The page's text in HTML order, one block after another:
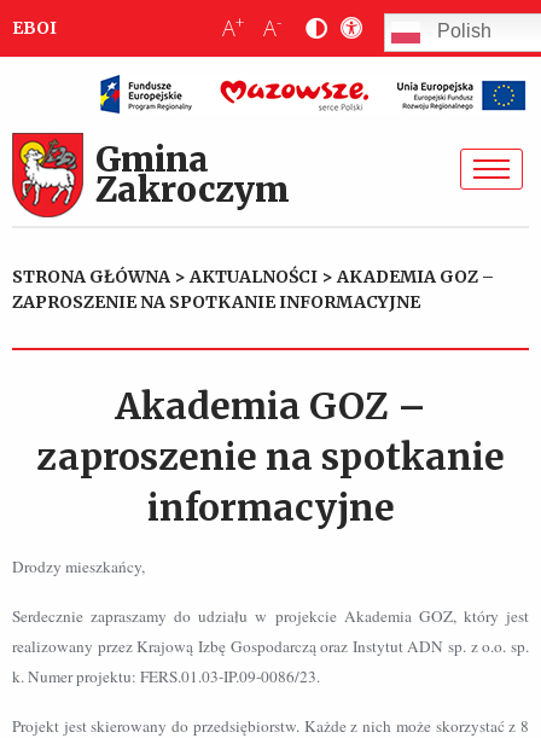
EBOI A+ A- Polish
Gmina
Zakroczym
STRONA GŁÓWNA >AKTUALNOŚCI >AKADEMIA GOZ –
ZAPROSZENIE NA SPOTKANIE INFORMACYJNE
Akademia GOZ –
zaproszenie na spotkanie
informacyjne
Drodzy mieszkańcy,
Serdecznie zapraszamy do udziału w projekcie Akademia GOZ, który jest
realizowany przez Krajową Izbę Gospodarczą oraz Instytut ADN sp. z o.o. sp.
k. Numer projektu: FERS.01.03-IP.09-0086/23.
Projekt jest skierowany do przedsiębiorstw. Każde z nich może skorzystać z 8